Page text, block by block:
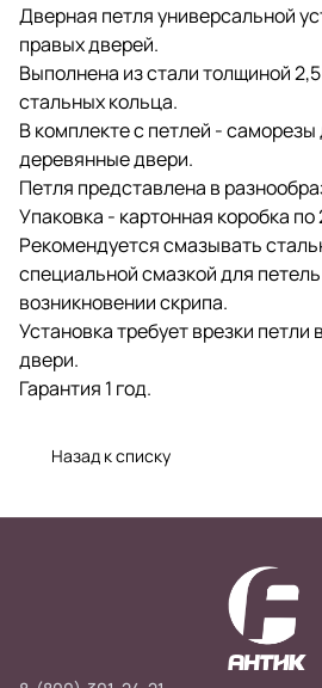
Дверная петля универсальной
правых дверей.
Выполнена из стали толщиной
стальных кольца.
В комплекте с петлей - саморезы
деревянные двери.
Петля представлена в
Упаковка - картонная коробка по
Рекомендуется смазывать
специальной смазкой для
возникновении скрипа.
Установка требует врезки петли
двери.
Гарантия 1 год.
Назад к списку